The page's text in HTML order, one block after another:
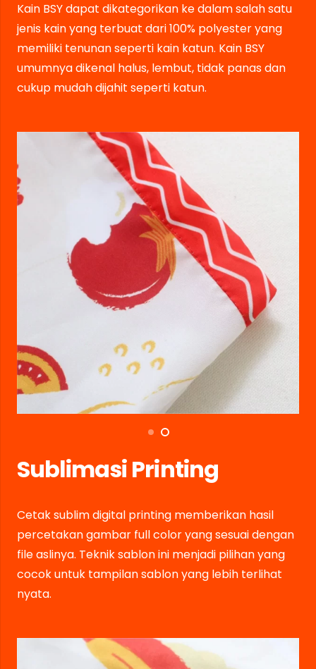
Kain BSY dapat dikategorikan ke dalam salah satu
jenis kain yang terbuat dari 100% polyester yang
memiliki tenunan seperti kain katun. Kain BSY
umumnya dikenal halus, lembut, tidak panas dan
cukup mudah dijahit seperti katun.
Sublimasi Printing
Cetak sublim digital printing memberikan hasil
percetakan gambar full color yang sesuai dengan
file aslinya. Teknik sablon ini menjadi pilihan yang
cocok untuk tampilan sablon yang lebih terlihat
nyata.